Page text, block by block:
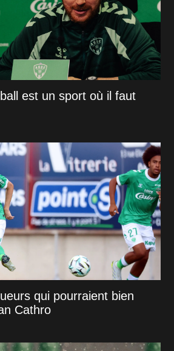
est un sport où il faut
qui pourraient bien
Cathro